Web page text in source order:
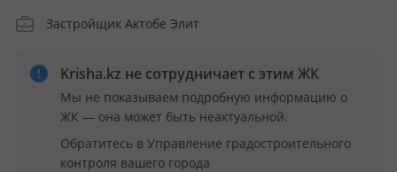
Застройщик Актобе Элит
Krisha.kz не сотрудничает с этим ЖК
Мы не показываем подробную информацию о
ЖК — она может быть неактуальной.
Обратитесь в Управление градостроительного
контроля вашего города